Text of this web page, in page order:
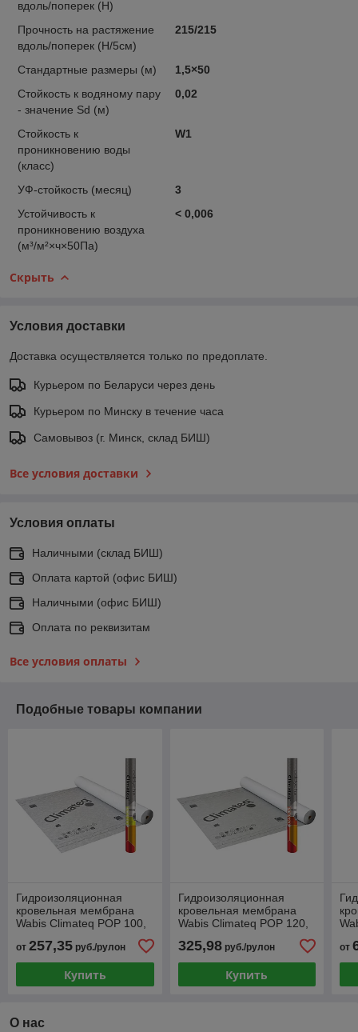
вдоль/поперек (Н)
Прочность на растяжение
вдоль/поперек (Н/5см)
215/215
Стандартные размеры (м)
1,5×50
Стойкость к водяному пару
- значение Sd (м)
0,02
Стойкость к
проникновению воды
(класс)
W1
УФ-стойкость (месяц)
3
Устойчивость к
проникновению воздуха
(м³/м²×ч×50Па)
< 0,006
Скрыть
Условия доставки
Доставка осуществляется только по предоплате.
Курьером по Беларуси через день
Курьером по Минску в течение часа
Самовывоз (г. Минск, склад БИШ)
Все условия доставки
Условия оплаты
Наличными (склад БИШ)
Оплата картой (офис БИШ)
Наличными (офис БИШ)
Оплата по реквизитам
Все условия оплаты
Подобные товары компании
Гидроизоляционная
кровельная мембрана
Wabis Climateq POP 100,
от 257,35 руб./рулон
Купить
Гидроизоляционная
кровельная мембрана
Wabis Climateq POP 120,
325,98руб./рулон
Купить
от
О нас